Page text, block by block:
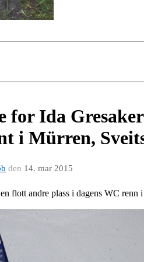
for Ida Gresaker
i Mürren,
den 14. mar 2015
flott andre plass i dagens WC renn i